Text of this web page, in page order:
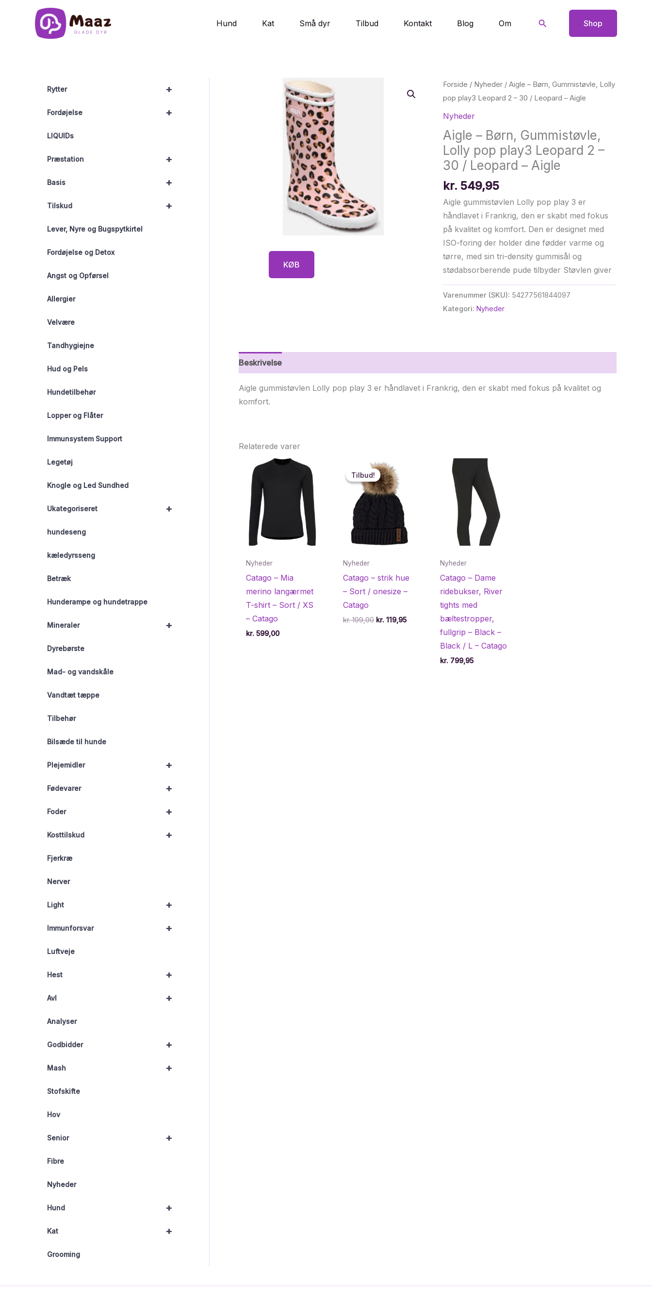
Hund Kat Små dyr Tilbud Kontakt Blog Om Søg Shop
+
Rytter
+
Fordøjelse
LIQUIDs
+
Præstation
+
Basis
+
Tilskud
Lever, Nyre og Bugspytkirtel
Fordøjelse og Detox
Angst og Opførsel
Allergier
Velvære
Tandhygiejne
Hud og Pels
Hundetilbehør
Lopper og Flåter
Immunsystem Support
Legetøj
Knogle og Led Sundhed
+
Ukategoriseret
hundeseng
kæledyrsseng
Betræk
Hunderampe og hundetrappe
+
Mineraler
Dyrebørste
Mad- og vandskåle
Vandtæt tæppe
Tilbehør
Bilsæde til hunde
+
Plejemidler
+
Fødevarer
+
Foder
+
Kosttilskud
Fjerkræ
Nerver
+
Light
+
Immunforsvar
Luftveje
+
Hest
+
Avl
Analyser
+
Godbidder
+
Mash
Stofskifte
Hov
+
Senior
Fibre
Nyheder
+
Hund
+
Kat
Grooming
Forside / Nyheder/ Aigle – Børn, Gummistøvle, Lolly
pop play3 Leopard 2 – 30 / Leopard – Aigle
Nyheder
Aigle – Børn, Gummistøvle,
Lolly pop play3 Leopard 2 –
30 / Leopard – Aigle
kr. 549,95
Aigle gummistøvlen Lolly pop play 3 er
håndlavet i Frankrig, den er skabt med fokus
på kvalitet og komfort. Den er designet med
ISO-foring der holder dine fødder varme og
tørre, med sin tri-density gummisål og
stødabsorberende pude tilbyder Støvlen giver
Varenummer (SKU): 54277561844097
Kategori: Nyheder
KØB
Beskrivelse
Aigle gummistøvlen Lolly pop play 3 er håndlavet i Frankrig, den er skabt med fokus på kvalitet og
komfort.
Relaterede varer
Nyheder
Catago – Mia
merino langærmet
T-shirt – Sort / XS
– Catago
kr. 599,00
Tilbud!
Tilbud!
Nyheder
Catago – strik hue
– Sort / onesize –
Catago
kr.199,00 Den
kr.119,95Den
Nyheder
Catago – Dame
ridebukser, River
tights med
bæltestropper,
fullgrip – Black –
Black / L – Catago
kr.799,95